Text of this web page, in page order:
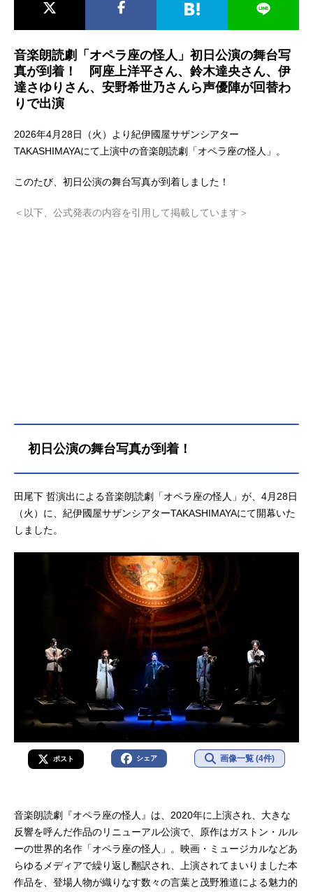
男性声優/女性声優一覧
音楽朗読劇「オペラ座の怪人」初日公演の舞台写
真が到着！ 阿座上洋平さん、鈴木達央さん、伊
達さゆりさん、安野希世乃さんら声優陣が回替わ
りで出演
2026年4月28日（火）より紀伊國屋サザンシアター
TAKASHIMAYAにて上演中の音楽朗読劇「オペラ座の怪人」。
このたび、初日公演の舞台写真が到着しました！
＜以下、公式発表の内容を引用して掲載しています＞
初日公演の舞台写真が到着！
田尾下 哲演出による音楽朗読劇「オペラ座の怪人」が、4月28日
（火）に、紀伊國屋サザンシアターTAKASHIMAYAにて開幕いた
しました。
ポスト シェア 画像一覧 (4件)
音楽朗読劇『オペラ座の怪人』は、2020年に上演され、大きな
反響を呼んだ作品のリニューアル公演で、原作はガストン・ルル
ーの世界的名作「オペラ座の怪人」。映画・ミュージカルなどあ
らゆるメディアで繰り返し翻訳され、上演されてまいりました本
作品を、登場人物が織りなす数々の言葉と茂野雅道による魅力的